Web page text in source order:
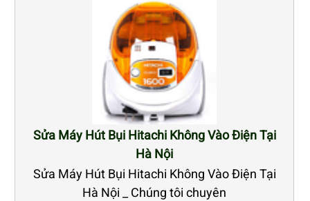
Sửa Máy Hút Bụi Hitachi Không Vào Điện Tại
Hà Nội
Sửa Máy Hút Bụi Hitachi Không Vào Điện Tại
Hà Nội _ Chúng tôi chuyên